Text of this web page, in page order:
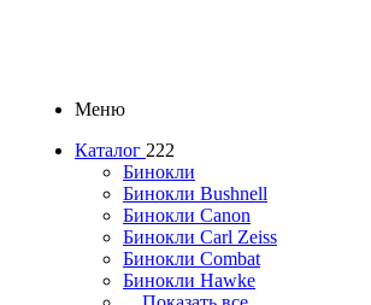
Меню
Каталог 222
Бинокли
Бинокли Bushnell
Бинокли Canon
Бинокли Carl Zeiss
Бинокли Combat
Бинокли Hawke